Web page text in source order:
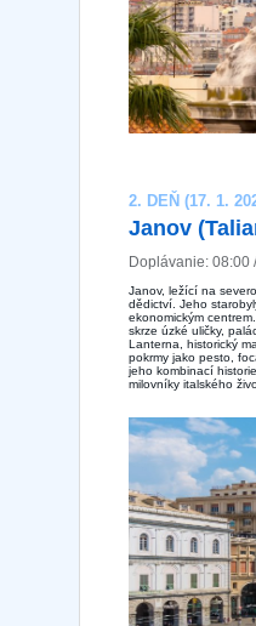
2. DEŇ (17. 1.
Janov
Doplávanie: 08:00
Janov, ležící na
dědictví. Jeho
ekonomickým
skrze úzké uličky,
Lanterna, historický
pokrmy jako pesto,
jeho kombinací
milovníky italského